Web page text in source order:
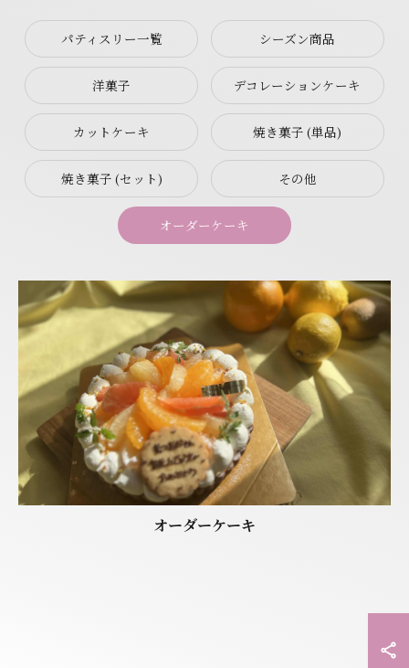
パティスリー一覧 シーズン商品
洋菓子 デコレーションケーキ
カットケーキ 焼き菓子 (単品)
焼き菓子 (セット) その他
オーダーケーキ
オーダーケーキ